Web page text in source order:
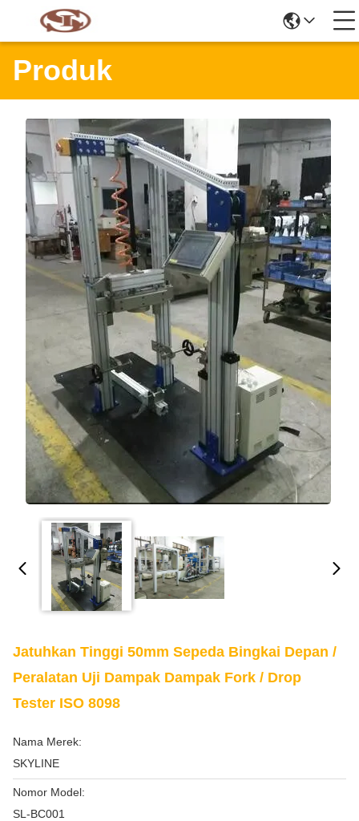
Produk
Jatuhkan Tinggi 50mm Sepeda Bingkai Depan /
Peralatan Uji Dampak Dampak Fork / Drop
Tester ISO 8098
Nama Merek:
SKYLINE
Nomor Model:
SL-BC001